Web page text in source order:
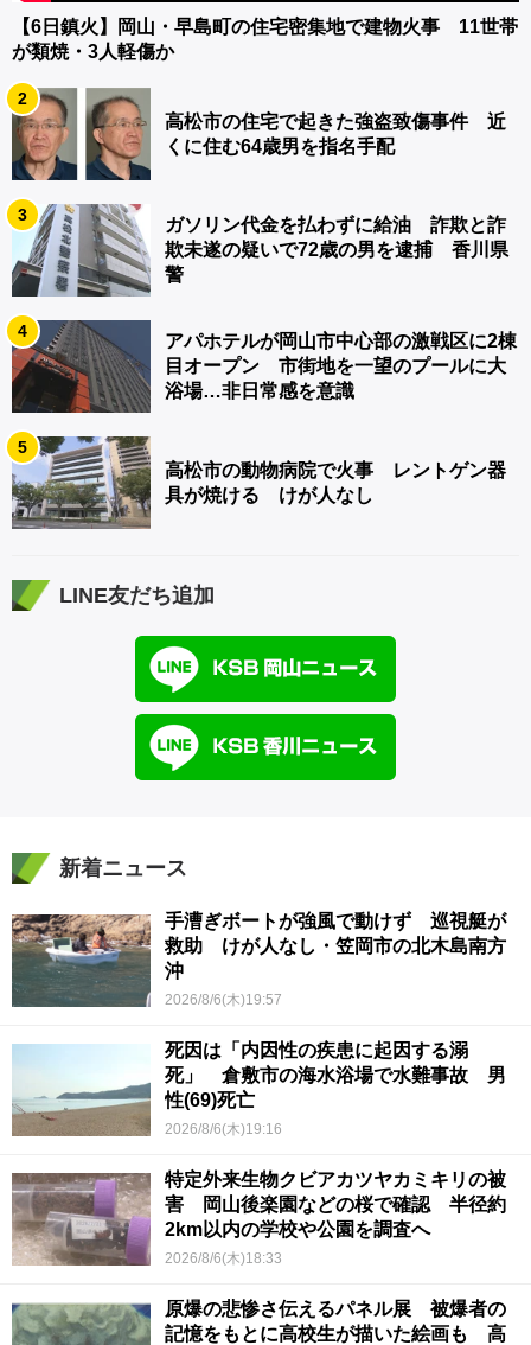
【6日鎮火】岡山・早島町の住宅密集地で建物火事 11世帯
が類焼・3人軽傷か
2
高松市の住宅で起きた強盗致傷事件 近
くに住む64歳男を指名手配
3
ガソリン代金を払わずに給油 詐欺と詐
欺未遂の疑いで72歳の男を逮捕 香川県
警
4
アパホテルが岡山市中心部の激戦区に2棟
目オープン 市街地を一望のプールに大
浴場…非日常感を意識
5
高松市の動物病院で火事 レントゲン器
具が焼ける けが人なし
LINE友だち追加
新着ニュース
手漕ぎボートが強風で動けず 巡視艇が
救助 けが人なし・笠岡市の北木島南方
沖
2026/8/6(木)19:57
死因は「内因性の疾患に起因する溺
死」 倉敷市の海水浴場で水難事故 男
性(69)死亡
2026/8/6(木)19:16
特定外来生物クビアカツヤカミキリの被
害 岡山後楽園などの桜で確認 半径約
2km以内の学校や公園を調査へ
2026/8/6(木)18:33
原爆の悲惨さ伝えるパネル展 被爆者の
記憶をもとに高校生が描いた絵画も 高